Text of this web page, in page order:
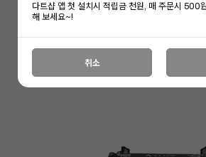
다트샵 앱 첫 설치시 적립금 천원, 매 주문시 500
해 보세요~!
취소